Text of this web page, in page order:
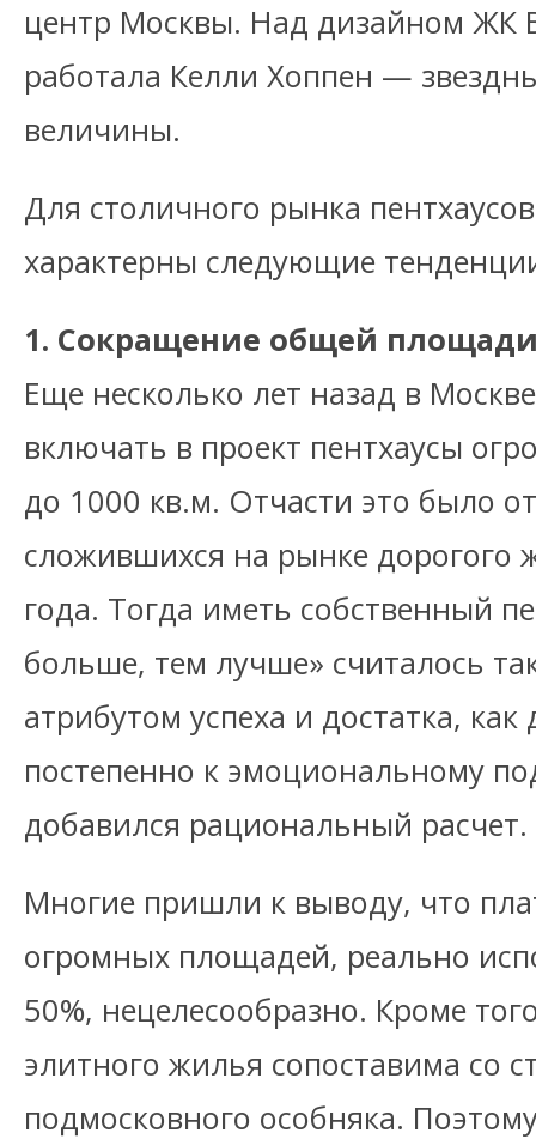
центр Москвы. Над дизайном ЖК
работала Келли Хоппен —
величины.
Для столичного рынка
характерны следующие
1. Сокращение общей
Еще несколько лет назад в
включать в проект пентхаусы
до 1000 кв.м. Отчасти это было
сложившихся на рынке дорогого
года. Тогда иметь собственный
больше, тем лучше» считалось
атрибутом успеха и достатка,
постепенно к эмоциональному
добавился рациональный расчет.
Многие пришли к выводу, что
огромных площадей, реально
50%, нецелесообразно. Кроме
элитного жилья сопоставима со
подмосковного особняка.